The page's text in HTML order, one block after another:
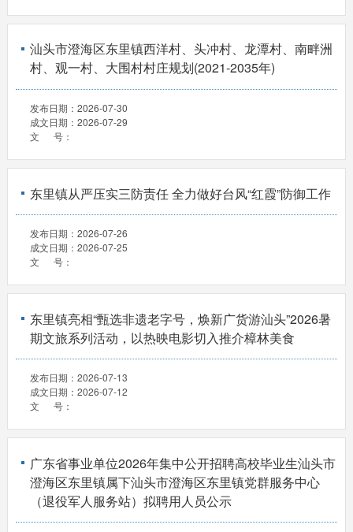
汕头市澄海区东里镇西洋村、头冲村、龙潭村、南畔洲
村、观一村、大围村村庄规划(2021-2035年)
发布日期： 2026-07-30
成文日期： 2026-07-29
文 号：
东里镇从严压实三防责任 全力做好台风“红霞”防御工作
发布日期： 2026-07-26
成文日期： 2026-07-25
文 号：
东里镇亮相“甄选非遗老字号，焕新广货游汕头”2026暑
期文旅系列活动，以热映电影切入推介樟林美食
发布日期： 2026-07-13
成文日期： 2026-07-12
文 号：
广东省事业单位2026年集中公开招聘高校毕业生汕头市
澄海区东里镇属下汕头市澄海区东里镇党群服务中心
（退役军人服务站）拟聘用人员公示